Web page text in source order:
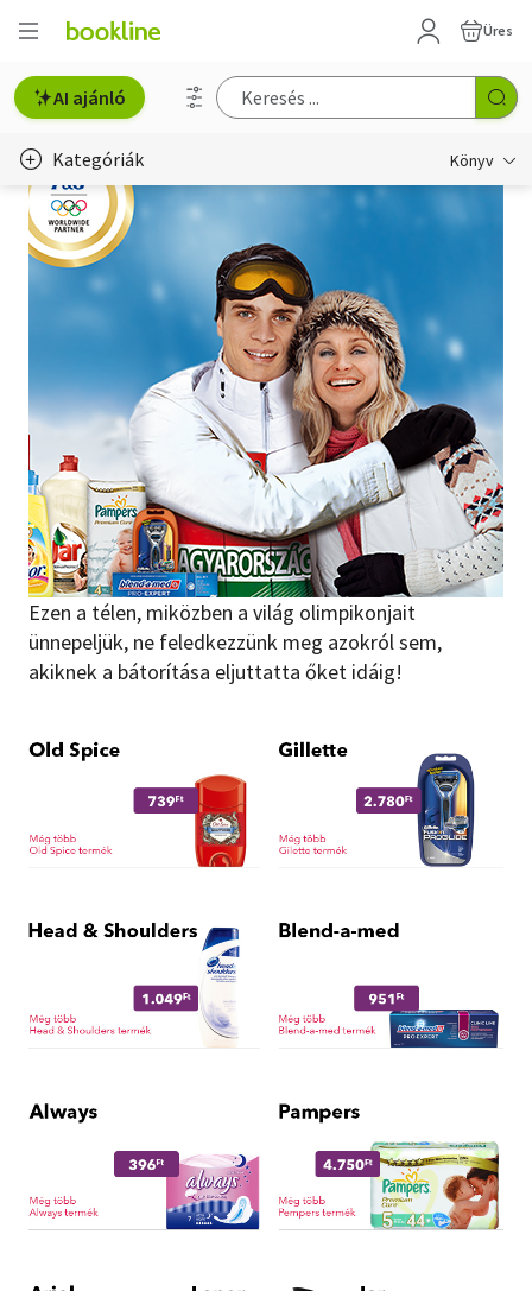
Üres
AI ajánló
Kategóriák Könyv
Életmód, egészség
Erotika
Irodalom
Művészet
Szakkönyv
Szótár, nyelvkönyv
Tankönyv, segédkönyv
Társadalomtudomány
Vallás
Ezen a télen, miközben a világ olimpikonjait
ünnepeljük, ne feledkezzünk meg azokról sem,
akiknek a bátorítása eljuttatta őket idáig!